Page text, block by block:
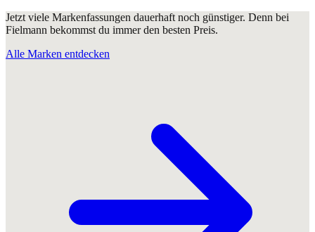
Jetzt viele Markenfassungen dauerhaft noch günstiger. Denn bei
Fielmann bekommst du immer den besten Preis.
Alle Marken entdecken